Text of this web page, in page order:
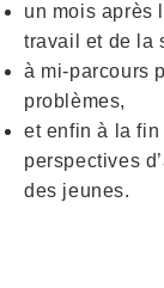
un mois après
travail et de la
à mi-parcours
problèmes,
et enfin à la
perspectives
des jeunes.